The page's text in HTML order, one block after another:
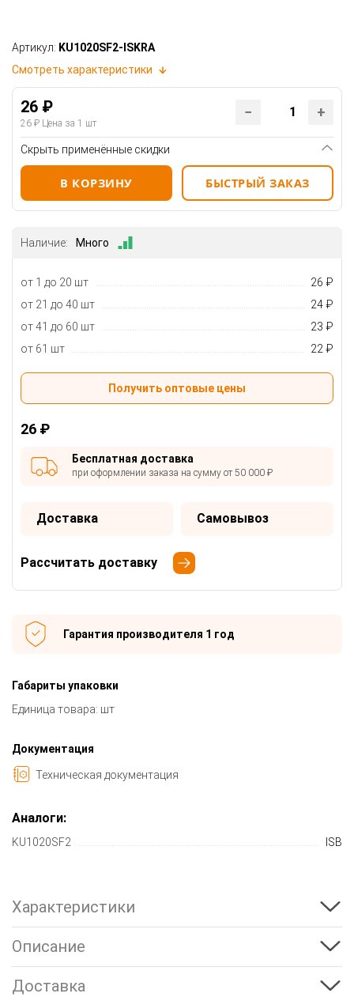
Артикул: KU1020SF2-ISKRA
Смотреть характеристики
26 ₽
26 ₽ Цена за 1 шт
Скрыть применённые скидки
В КОРЗИНУ БЫСТРЫЙ ЗАКАЗ
Наличие: Много
от 1 до 20 шт
26 ₽
от 21 до 40 шт
24 ₽
от 41 до 60 шт
23 ₽
от 61 шт
22 ₽
Получить оптовые цены
26 ₽
Бесплатная доставка
при оформлении заказа на сумму от 50 000 ₽
Доставка Самовывоз
Рассчитать доставку
Гарантия производителя 1 год
Габариты упаковки
Единица товара: шт
Документация
Техническая документация
Аналоги:
KU1020SF2 ISB
Характеристики
Описание
Доставка